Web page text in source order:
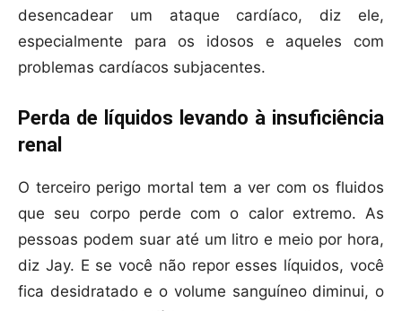
desencadear um ataque cardíaco, diz ele,
especialmente para os idosos e aqueles com
problemas cardíacos subjacentes.
Perda de líquidos levando à insuficiência
renal
O terceiro perigo mortal tem a ver com os fluidos
que seu corpo perde com o calor extremo. As
pessoas podem suar até um litro e meio por hora,
diz Jay. E se você não repor esses líquidos, você
fica desidratado e o volume sanguíneo diminui, o